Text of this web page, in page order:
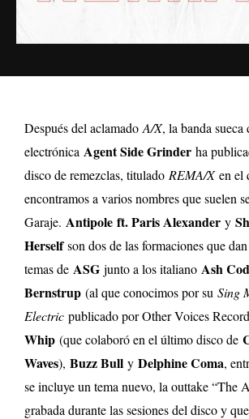
Después del aclamado A/X, la banda sueca
electrónica Agent Side Grinder ha
disco de remezclas, titulado REMA/Xen el
encontramos a varios nombres que suelen
Garaje. Antipole ft. Paris Alexander y
Herselfson dos de las formaciones que
temas de ASG junto a los italiano Ash
Bernstrup (al que conocimos por su Sing
Electric publicado por Other Voices
Whip (que colaboró en el último disco de
Waves), Buzz Bull y Delphine Coma,
se incluye un tema nuevo, la outtake “The
grabada durante las sesiones del disco y